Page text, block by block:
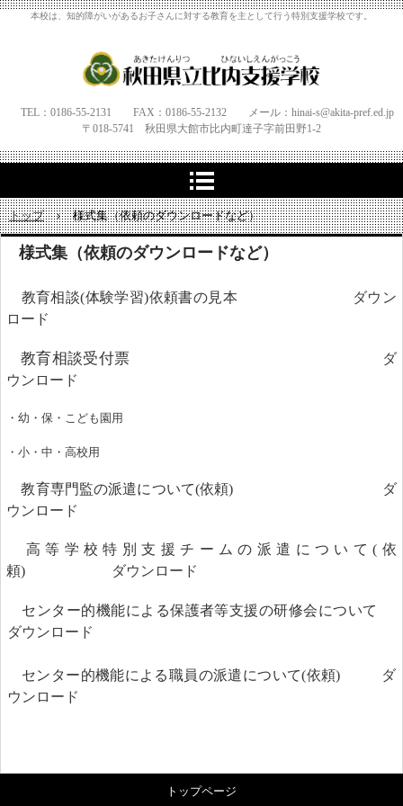
本校は、知的障がいがあるお子さんに対する教育を主として行う特別支援学校です。
TEL：0186-55-2131 FAX：0186-55-2132 メール：hinai-s@akita-pref.ed.jp
〒018-5741 秋田県大館市比内町達子字前田野1‐2
トップ › 様式集（依頼のダウンロードなど）
様式集（依頼のダウンロードなど）
教育相談(体験学習)依頼書の見本
ダウン
ロード
教育相談受付票
ダ
ウンロード
・幼・保・こども園用
・小・中・高校用
教育専門監の派遣について(依頼)
ダ
ウンロード
高等学校特別支援チームの派遣について(依
頼)
ダウンロード
センター的機能による保護者等支援の研修会について
ダウンロード
センター的機能による職員の派遣について(依頼) ダ
ウンロード
トップページ